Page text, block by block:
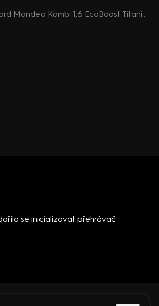
Ford Mondeo Kombi 1,6 EcoBoost Titanium plus
se inicializovat přehrávač